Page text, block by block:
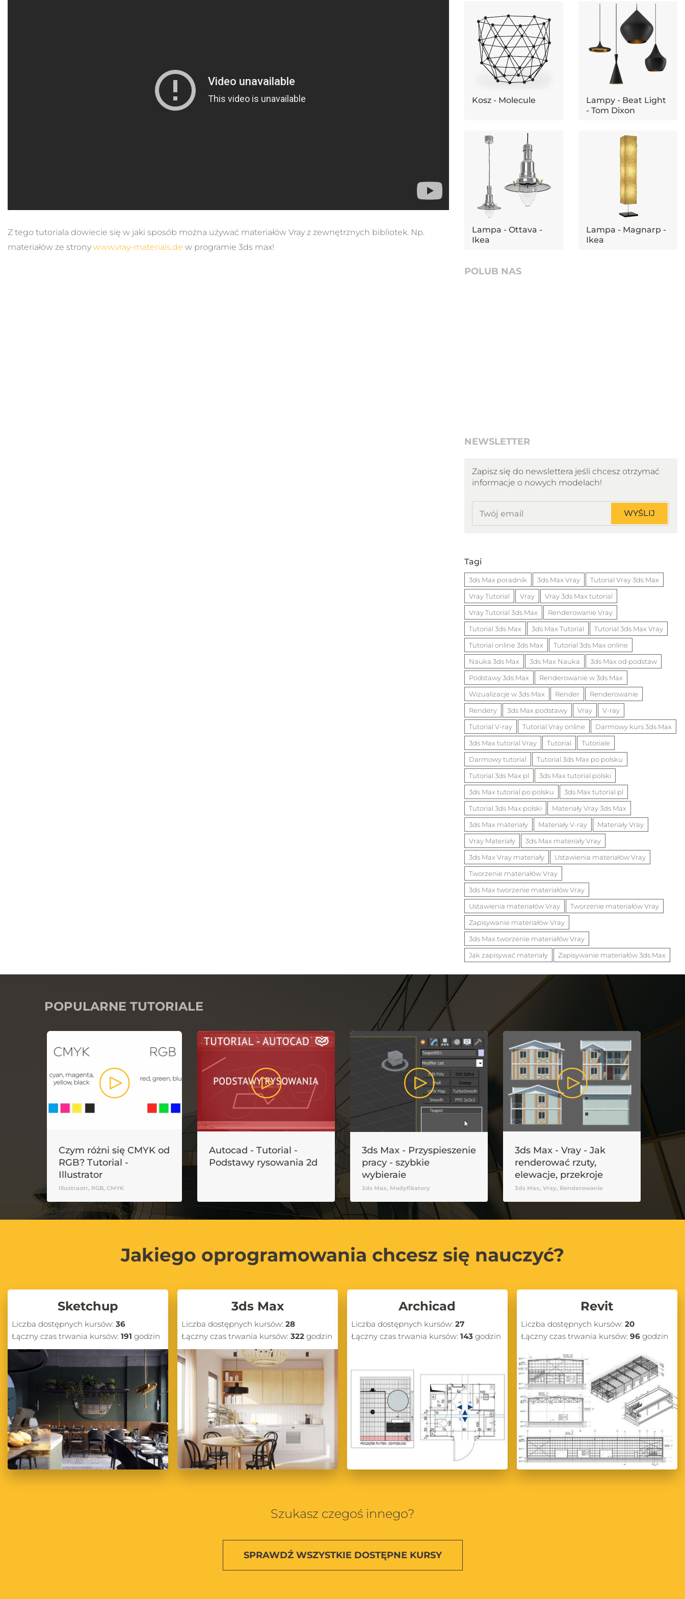
Z tego tutoriala dowiecie się w jaki sposób można używać materiałów Vray z zewnętrznych bibliotek. Np.
materiałów ze strony www.vray-materials.de w programie 3ds max!
Kosz - Molecule
Lampy - Beat Light
- Tom Dixon
Lampa - Ottava -
Ikea
Lampa - Magnarp -
Ikea
POLUB NAS
NEWSLETTER
Zapisz się do newslettera jeśli chcesz otrzymać
informacje o nowych modelach!
email
WYŚLIJ
Tagi
3ds Max poradnik 3ds Max Vray
Tutorial Vray 3ds Max
Vray Tutorial
Vray
Vray 3ds Max tutorial
Vray Tutorial 3ds Max
Renderowanie Vray
Tutorial 3ds Max
3ds Max Tutorial
Tutorial 3ds Max Vray
Tutorial online 3ds Max
Tutorial 3ds Max online
Nauka 3ds Max
3ds Max Nauka
3ds Max od podstaw
Podstawy 3ds Max
Renderowanie w 3ds Max
Wizualizacje w 3ds Max
Render
Renderowanie
Rendery
3ds Max podstawy Vray
V-ray
Tutorial V-ray
Tutorial Vray online
Darmowy kurs 3ds Max
3ds Max tutorial Vray
Tutorial
Tutoriale
Darmowy tutorial
Tutorial 3ds Max po polsku
Tutorial 3ds Max pl
3ds Max tutorial polski
3ds Max tutorial po polsku
3ds Max tutorial pl
Tutorial 3ds Max polski
Materiały Vray 3ds Max
3ds Max materiały
Materiały V-ray
Materiały Vray
Vray Materiały
3ds Max materiały Vray
3ds Max Vray materiały
Ustawienia materiałów Vray
Tworzenie materiałów Vray
3ds Max tworzenie materiałów Vray
Ustawienia materiałów Vray
Tworzenie materiałów Vray
Zapisywanie materiałów Vray
3ds Max tworzenie materiałów Vray
Jak zapisywać materiały
Zapisywanie materiałów 3ds Max
POPULARNE TUTORIALE
Czym różni się CMYK od
RGB? Tutorial -
Illustrator
Illustraotr, RGB, CMYK
Autocad - Tutorial -
Podstawy rysowania 2d
3ds Max - Przyspieszenie
pracy - szybkie
wybieraie
modyfikatorów
3ds Max, Modyfikatory
3ds Max - Vray - Jak
renderować rzuty,
elewacje, przekroje
3ds Max, Vray, Renderowanie
Jakiego oprogramowania chcesz się nauczyć?
Sketchup
Liczba dostępnych kursów: 36
Łączny czas trwania kursów: 191 godzin
3ds Max
Liczba dostępnych kursów: 28
Łączny czas trwania kursów: 322godzin
Archicad
Liczba dostępnych kursów: 27
Łączny czas trwania kursów: 143godzin
Revit
Liczba dostępnych kursów: 20
Łączny czas trwania kursów: 96godzin
Szukasz czegoś innego?
SPRAWDŹ WSZYSTKIEDOSTĘPNE KURSY